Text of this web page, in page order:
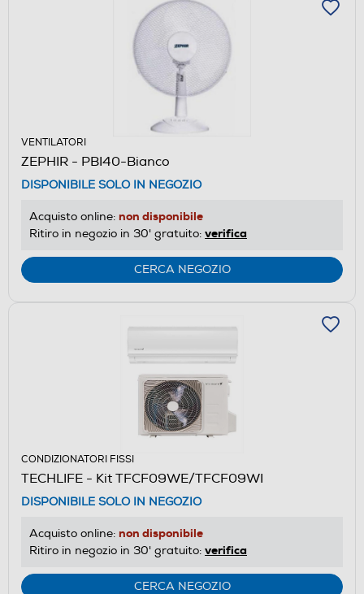
VENTILATORI
ZEPHIR - PBI40-Bianco
DISPONIBILE SOLO IN NEGOZIO
Acquisto online: non disponibile
Ritiro in negozio in 30' gratuito: verifica
CERCA NEGOZIO
CONDIZIONATORI FISSI
TECHLIFE - Kit TFCF09WE/TFCF09WI
DISPONIBILE SOLO IN NEGOZIO
Acquisto online: non disponibile
Ritiro in negozio in 30' gratuito: verifica
CERCA NEGOZIO